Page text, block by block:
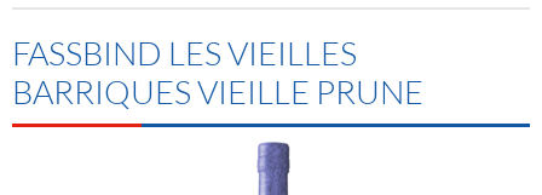
Kontakt
Neuigkeiten
Termine
Sirup
Spirituosen
Kommisionskauf & Lieferbedingungen
Fremddienstleistungen
FASSBIND LES VIEILLES
BARRIQUES VIEILLE PRUNE